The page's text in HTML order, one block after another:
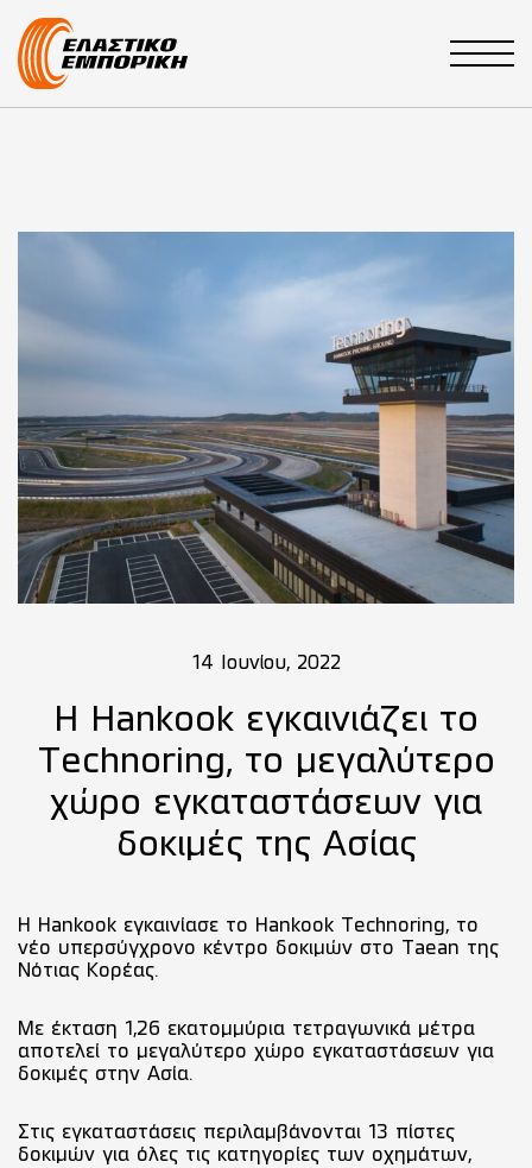
Main Navigation
14 Ιουνίου, 2022
Η Ηankook εγκαινιάζει το
Technoring, το μεγαλύτερο
χώρο εγκαταστάσεων για
δοκιμές της Ασίας
Η Hankook εγκαινίασε το Hankook Technoring, το
νέο υπερσύγχρονο κέντρο δοκιμών στο Taean της
Νότιας Κορέας.
Με έκταση 1,26 εκατομμύρια τετραγωνικά μέτρα
αποτελεί το μεγαλύτερο χώρο εγκαταστάσεων για
δοκιμές στην Ασία.
Στις εγκαταστάσεις περιλαμβάνονται 13 πίστες
δοκιμών για όλες τις κατηγορίες των οχημάτων,